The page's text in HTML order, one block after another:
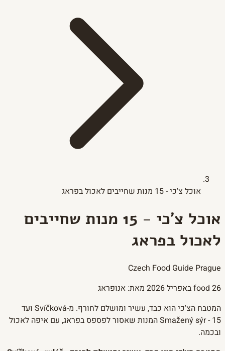
אוכל צ'כי - 15 מנות שחייבים לאכול בפראג
אוכל צ'כי - 15 מנות שחייבים
לאכול בפראג
Czech Food Guide Prague
food 26 באפריל 2026
מאת: אנופראג
המטבח הצ'כי הוא כבד, עשיר ומושלם לחורף. מ-Svíčková ועד
Smažený sýr - 15 המנות שאסור לפספס בפראג, עם איפה לאכול
ובכמה.